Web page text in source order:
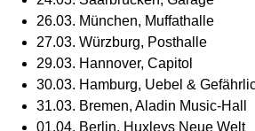
26.03. München, Muffathalle
27.03. Würzburg, Posthalle
29.03. Hannover, Capitol
30.03. Hamburg, Uebel &
31.03. Bremen, Aladin Music-Hall
01.04. Berlin, Huxleys Neue Welt